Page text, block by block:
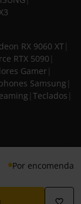
Por encomenda
RX 9060 XT
RTX 5090
Gamer
Samsung
Teclados
IVA incluído à
podem não
sujeitos a